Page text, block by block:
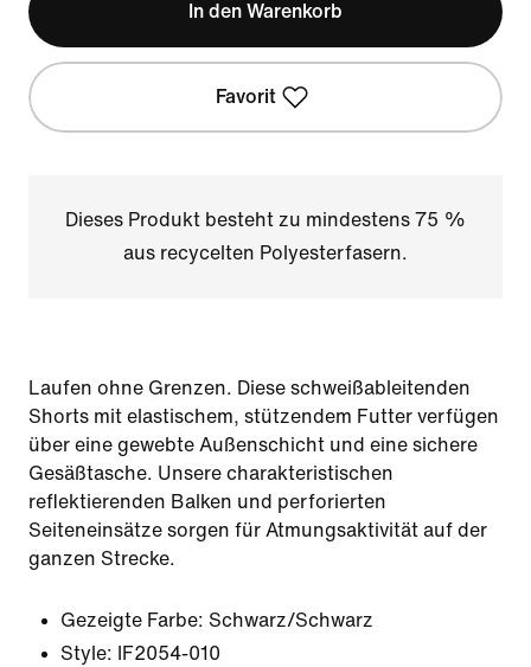
In den Warenkorb
Favorit
Dieses Produkt besteht zu mindestens 75 %
aus recycelten Polyesterfasern.
Laufen ohne Grenzen. Diese schweißableitenden
Shorts mit elastischem, stützendem Futter verfügen
über eine gewebte Außenschicht und eine sichere
Gesäßtasche. Unsere charakteristischen
reflektierenden Balken und perforierten
Seiteneinsätze sorgen für Atmungsaktivität auf der
ganzen Strecke.
Gezeigte Farbe: Schwarz/Schwarz
Style:
IF2054-010